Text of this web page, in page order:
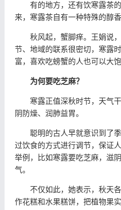
有的地方，还有饮寒露茶的
来，寒露茶自有一种特殊的醇
秋风起，蟹脚痒。王娟说，
节、地域的联系很密切，寒露
富，喜欢吃螃蟹的人也可以大饱
为何要吃芝麻？
寒露正值深秋时节，天气干
阴防燥、润肺益胃。
聪明的古人早就意识到了季
过饮食的方式进行调节，保证
举例，比如寒露要吃芝麻，滋
气。
不仅如此，她表示，秋天各
作花糕和水果糕饼，把植物果